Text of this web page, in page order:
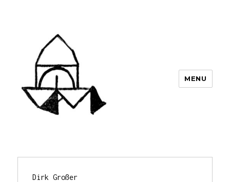
MENU
Dirk Großer